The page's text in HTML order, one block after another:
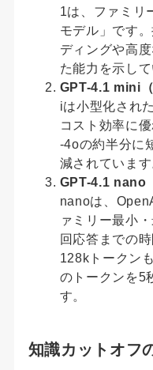
1は、ファミリ
モデル」です
ディングや高
た能力を示して
GPT-4.1 mini（
iは小型化され
コスト効率に
-4oの約半分に
減されています
GPT-4.1 nano
nanoは、
ァミリー最小
回応答までの
128kトークン
のトークンを5
す。
知識カットオフ